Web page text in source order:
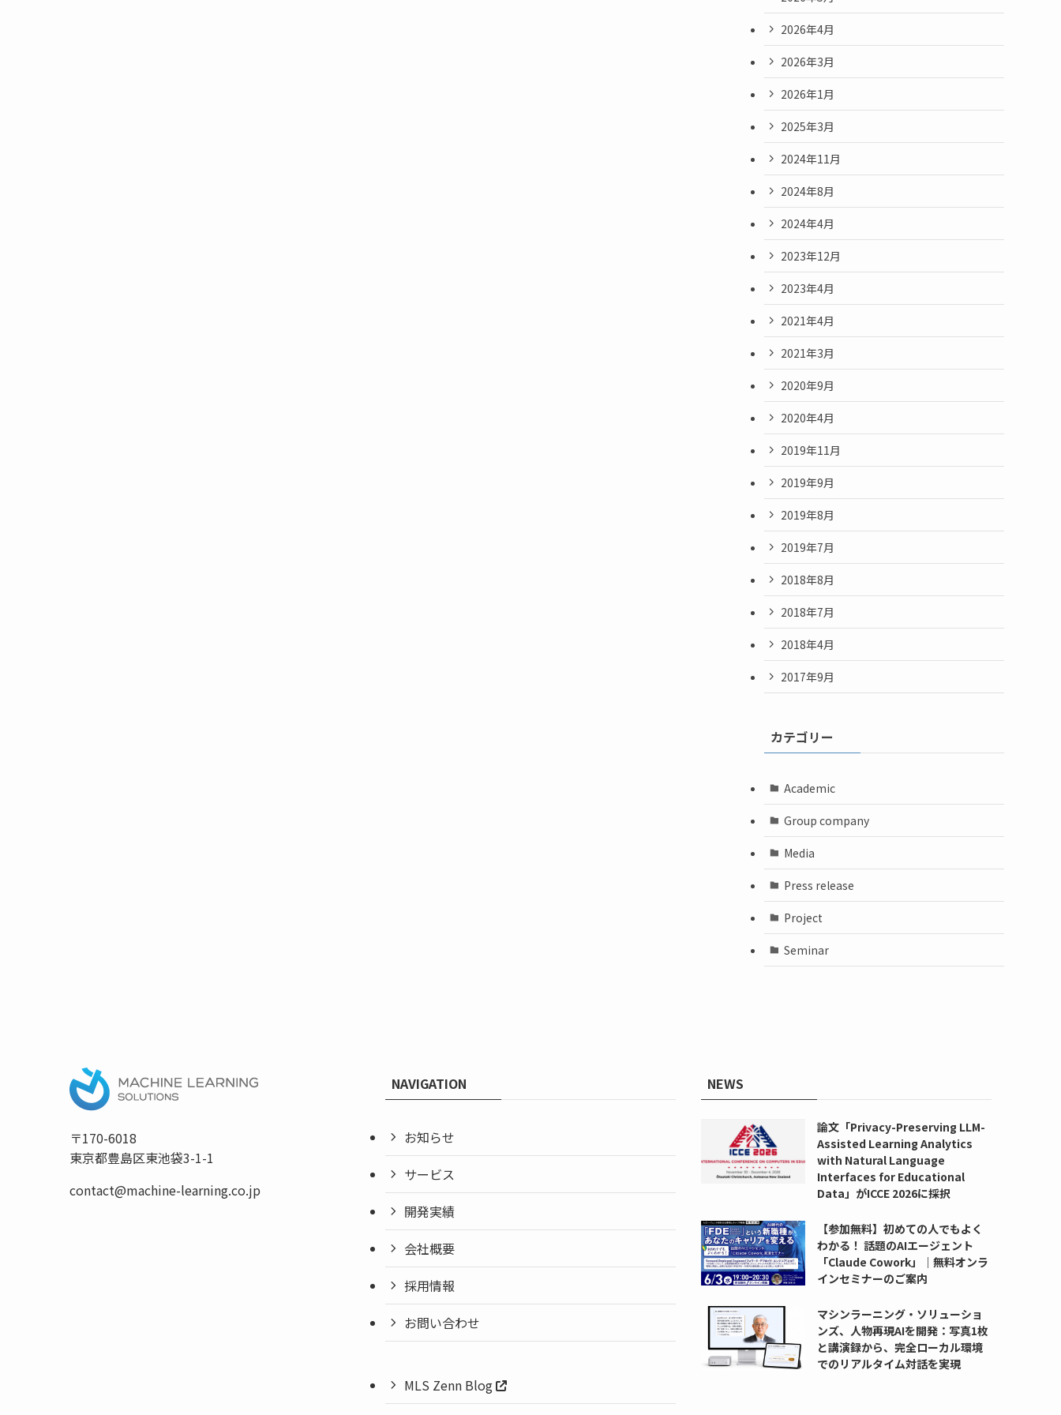
2026年4月
2026年3月
2026年1月
2025年3月
2024年11月
2024年8月
2024年4月
2023年12月
2023年4月
2021年4月
2021年3月
2020年9月
2020年4月
2019年11月
2019年9月
2019年8月
2019年7月
2018年8月
2018年7月
2018年4月
2017年9月
カテゴリー
Academic
Group company
Media
Press release
Project
Seminar
〒170-6018
東京都豊島区東池袋3-1-1
contact@machine-learning.co.jp
NAVIGATION
お知らせ
サービス
開発実績
会社概要
採用情報
お問い合わせ
MLS Zenn Blog
NEWS
論文「Privacy-Preserving LLM-
Assisted Learning Analytics
with Natural Language
Interfaces for Educational
Data」がICCE 2026に採択
【参加無料】初めての人でもよく
わかる！ 話題のAIエージェント
「Claude Cowork」｜無料オンラ
インセミナーのご案内
マシンラーニング・ソリューショ
ンズ、人物再現AIを開発：写真1枚
と講演録から、完全ローカル環境
でのリアルタイム対話を実現